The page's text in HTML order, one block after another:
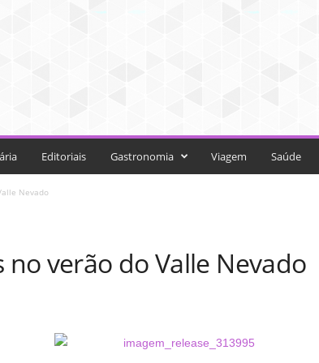
Editoriais Gastronomia Viagem Saúde
Nevado
verão do Valle Nevado